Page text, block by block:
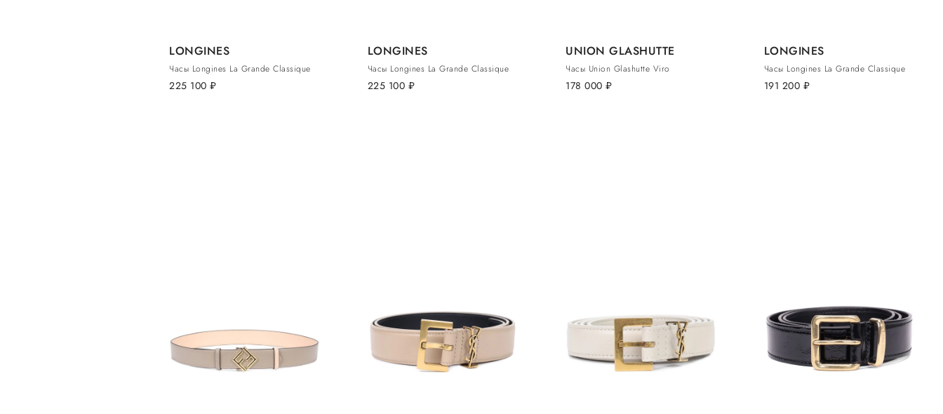
LONGINES
Часы Longines La Grande Classique
225 100 руб.
LONGINES
Часы Longines La Grande Classique
225 100 руб.
UNION GLASHUTTE
Часы Union Glashutte Viro
178 000 руб.
LONGINES
Часы Longines La Grande Classique
191 200 руб.